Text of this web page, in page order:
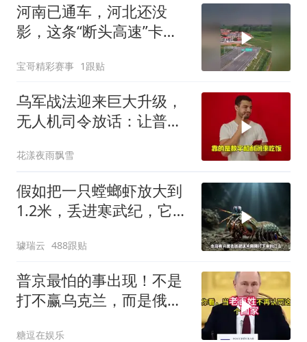
河南已通车，河北还没
影，这条“断头高速”卡在
宝哥精彩赛事 1跟贴
乌军战法迎来巨大升级，
无人机司令放话：让普京
花漾夜雨飘雪
假如把一只螳螂虾放大到
1.2米，丢进寒武纪，它能
璩瑞云 488跟贴
普京最怕的事出现！不是
打不赢乌克兰，而是俄罗
糖逗在娱乐